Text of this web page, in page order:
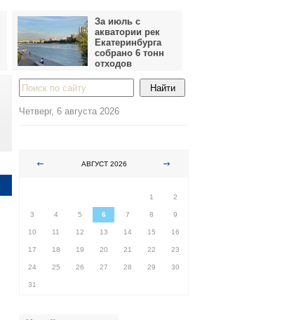
За июль с
акватории рек
Екатеринбурга
собрано 6 тонн
отходов
Четверг, 6 августа 2026
АВГУСТ 2026
1
2
3 4 5 6 7 8 9
10 11 12 13 14 15 16
17 18 19 20 21 22 23
24 25 26 27 28 29 30
31